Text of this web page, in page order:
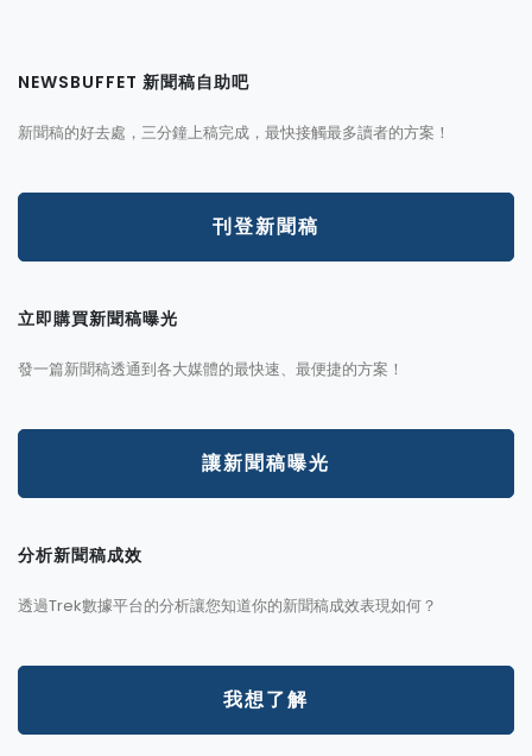
NEWSBUFFET 新聞稿自助吧
新聞稿的好去處，三分鐘上稿完成，最快接觸最多讀者的方案！
刊登新聞稿
立即購買新聞稿曝光
發一篇新聞稿透通到各大媒體的最快速、最便捷的方案！
讓新聞稿曝光
分析新聞稿成效
透過Trek數據平台的分析讓您知道你的新聞稿成效表現如何？
我想了解